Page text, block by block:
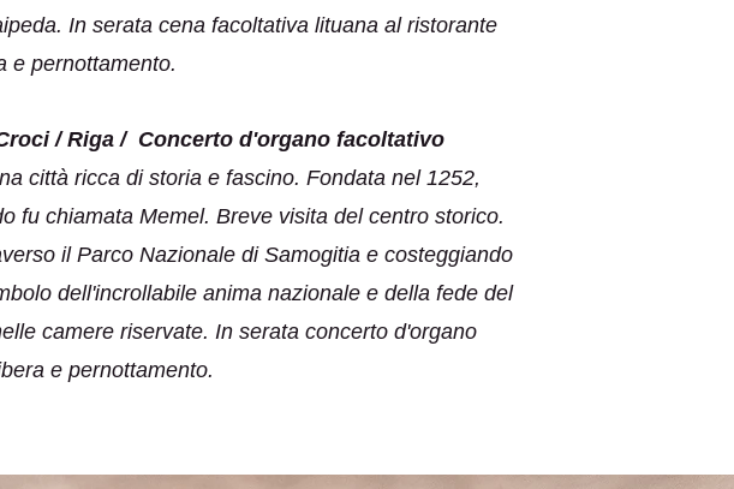
In serata cena facoltativa lituana al ristorante
e pernottamento.
/ Riga / Concerto d'organo facoltativo
città ricca di storia e fascino. Fondata nel 1252,
fu chiamata Memel. Breve visita del centro storico.
il Parco Nazionale di Samogitia e costeggiando
dell'incrollabile anima nazionale e della fede del
camere riservate. In serata concerto d'organo
e pernottamento.